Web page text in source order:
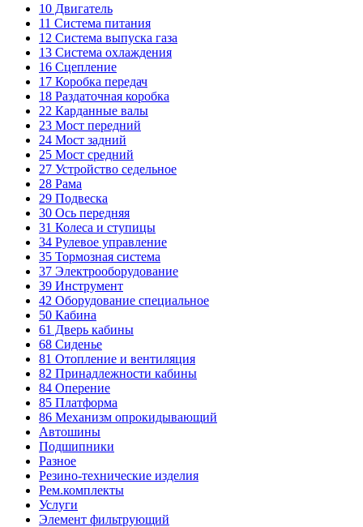
10 Двигатель
11 Система питания
12 Система выпуска газа
13 Система охлаждения
16 Сцепление
17 Коробка передач
18 Раздаточная коробка
22 Карданные валы
23 Мост передний
24 Мост задний
25 Мост средний
27 Устройство седельное
28 Рама
29 Подвеска
30 Ось передняя
31 Колеса и ступицы
34 Рулевое управление
35 Тормозная система
37 Электрооборудование
39 Инструмент
42 Оборудование специальное
50 Кабина
61 Дверь кабины
68 Сиденье
81 Отопление и вентиляция
82 Принадлежности кабины
84 Оперение
85 Платформа
86 Механизм опрокидывающий
Автошины
Подшипники
Разное
Резино-технические изделия
Рем.комплекты
Услуги
Элемент фильтрующий